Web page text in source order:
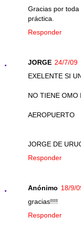
Gracias por
práctica.
Responder
JORGE 24/7/09
EXELENTE SI
NO TIENE OMO
AEROPUERTO
JORGE DE
Responder
Anónimo 18/9/
gracias!!!!
Responder